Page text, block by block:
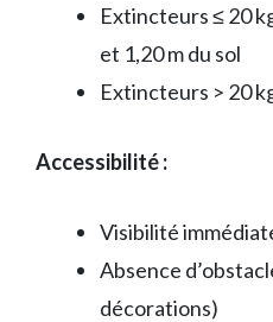
Extincteurs ≤ 20
et 1,20 m du sol
Extincteurs > 20
Accessibilité :
Visibilité
Absence
décorations)